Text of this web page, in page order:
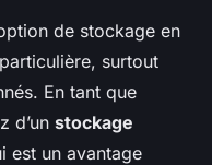
de stockage en
surtout
En tant que
d’un stockage
est un avantage